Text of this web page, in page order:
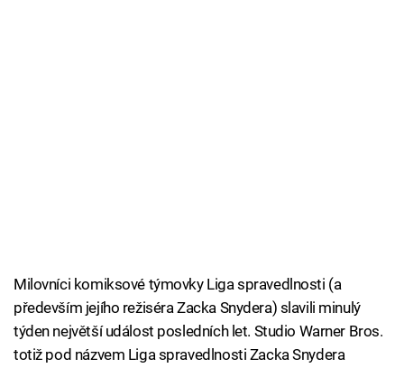
Milovníci komiksové týmovky Liga spravedlnosti (a
především jejího režiséra Zacka Snydera) slavili minulý
týden největší událost posledních let. Studio Warner Bros.
totiž pod názvem Liga spravedlnosti Zacka Snydera